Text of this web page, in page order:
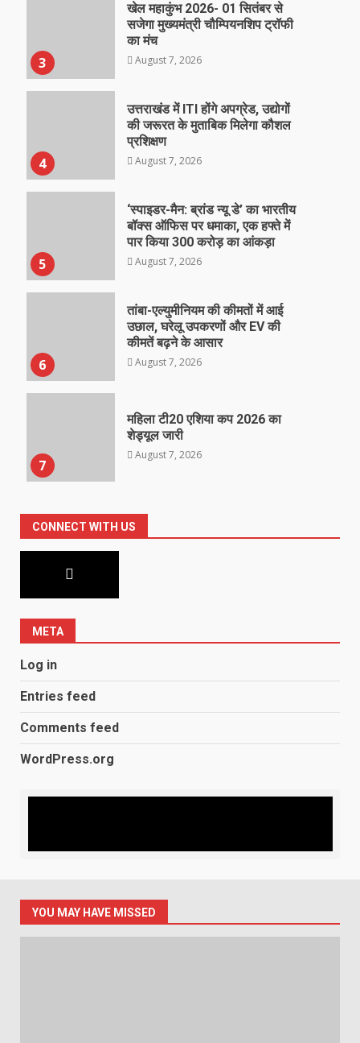
3
खेल महाकुंभ 2026- 01 सितंबर से
सजेगा मुख्यमंत्री चौम्पियनशिप ट्रॉफी
का मंच
August 7, 2026
4
उत्तराखंड में ITI होंगे अपग्रेड, उद्योगों
की जरूरत के मुताबिक मिलेगा कौशल
प्रशिक्षण
August 7, 2026
5
‘स्पाइडर-मैन: ब्रांड न्यू डे’ का भारतीय
बॉक्स ऑफिस पर धमाका, एक हफ्ते में
पार किया 300 करोड़ का आंकड़ा
August 7, 2026
6
तांबा-एल्युमीनियम की कीमतों में आई
उछाल, घरेलू उपकरणों और EV की
कीमतें बढ़ने के आसार
August 7, 2026
7
महिला टी20 एशिया कप 2026 का
शेड्यूल जारी
August 7, 2026
CONNECT WITH US
META
Log in
Entries feed
Comments feed
WordPress.org
YOU MAY HAVE MISSED